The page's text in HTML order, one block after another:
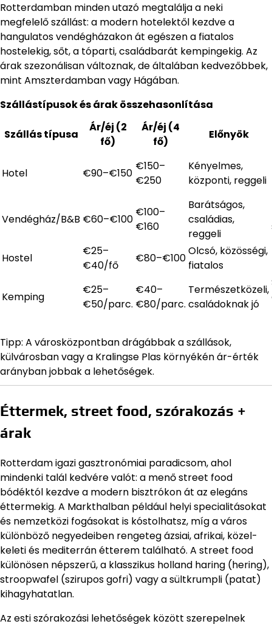
Rotterdamban minden utazó megtalálja a neki
megfelelő szállást: a modern hotelektől kezdve a
hangulatos vendégházakon át egészen a fiatalos
hostelekig, sőt, a tóparti, családbarát kempingekig. Az
árak szezonálisan változnak, de általában kedvezőbbek,
mint Amszterdamban vagy Hágában.
Szállástípusok és árak összehasonlítása
Szállás típusa
Ár/éj (2
fő)
Ár/éj (4
fő)
Előnyök
Hotel €90–€150
€150–
€250
Kényelmes,
központi, reggeli
Vendégház/B&B €60–€100
€100–
€160
Barátságos,
családias,
reggeli
Hostel
€25–
€40/fő
€80–€100
Olcsó, közösségi,
fiatalos
Kemping
€25–
€50/parc.
€40–
€80/parc.
Természetközeli,
családoknak jó
Tipp: A városközpontban drágábbak a szállások,
külvárosban vagy a Kralingse Plas környékén ár-érték
arányban jobbak a lehetőségek.
Éttermek, street food, szórakozás +
árak
Rotterdam igazi gasztronómiai paradicsom, ahol
mindenki talál kedvére valót: a menő street food
bódéktól kezdve a modern bisztrókon át az elegáns
éttermekig. A Markthalban például helyi specialitásokat
és nemzetközi fogásokat is kóstolhatsz, míg a város
különböző negyedeiben rengeteg ázsiai, afrikai, közel-
keleti és mediterrán étterem található. A street food
különösen népszerű, a klasszikus holland haring (hering),
stroopwafel (szirupos gofri) vagy a sültkrumpli (patat)
kihagyhatatlan.
Az esti szórakozási lehetőségek között szerepelnek